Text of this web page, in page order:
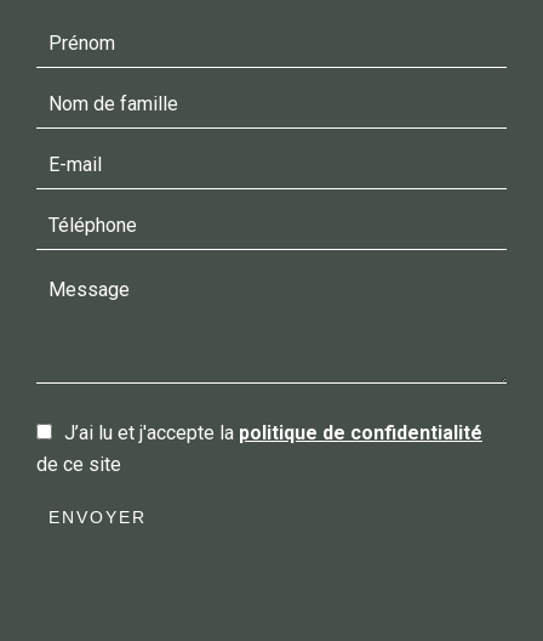
J’ai lu et j'accepte la politique de confidentialité
de ce site
ENVOYER